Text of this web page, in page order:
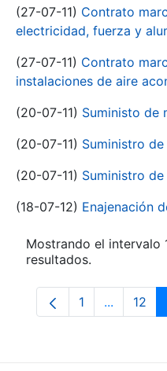
(27-07-11) Contrato
electricidad, fuerza y
(27-07-11) Contrato
instalaciones de aire
(20-07-11) Suministo de
(20-07-11) Suministro
(20-07-11) Suministro
(18-07-12) Enajenación
Mostrando el intervalo
resultados.
Página
1 ...Páginas
12